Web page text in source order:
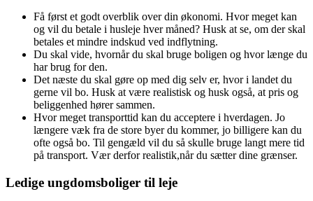
Få først et godt overblik over din økonomi. Hvor meget kan
og vil du betale i husleje hver måned? Husk at se, om der skal
betales et mindre indskud ved indflytning.
Du skal vide, hvornår du skal bruge boligen og hvor længe du
har brug for den.
Det næste du skal gøre op med dig selv er, hvor i landet du
gerne vil bo. Husk at være realistisk og husk også, at pris og
beliggenhed hører sammen.
Hvor meget transporttid kan du acceptere i hverdagen. Jo
længere væk fra de store byer du kommer, jo billigere kan du
ofte også bo. Til gengæld vil du så skulle bruge langt mere tid
på transport. Vær derfor realistik,når du sætter dine grænser.
Ledige ungdomsboliger til leje